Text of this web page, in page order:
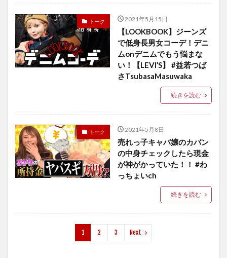
トーク 2021年5月15日
【LOOKBOOK】ジーンズ
で低身長男女コーデ！デニ
ムonデニムでもう悩まな
い！【LEVI’S】 #益若つば
さTsubasaMasuwaka
続きを読む
トーク 2021年5月8日
売れっ子キャバ嬢のカバン
の中身チェックしたら現金
が神がかっていた！！ #わ
っちょいch
続きを読む
1 2 3 Next